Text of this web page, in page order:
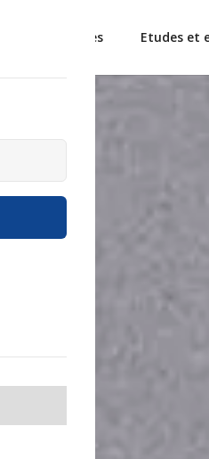
Observatoires Etudes et